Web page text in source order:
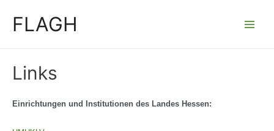
InhaltFLAGH
Links
Einrichtungen und Institutionen des Landes Hessen: